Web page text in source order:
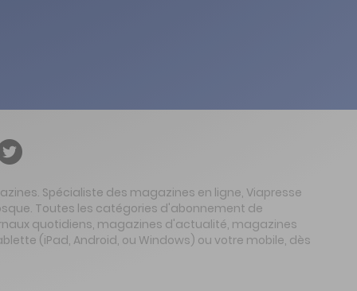
Spécialiste des magazines en ligne, Viapresse
Toutes les catégories d'abonnement de
quotidiens, magazines d'actualité, magazines
(iPad, Android, ou Windows) ou votre mobile, dès